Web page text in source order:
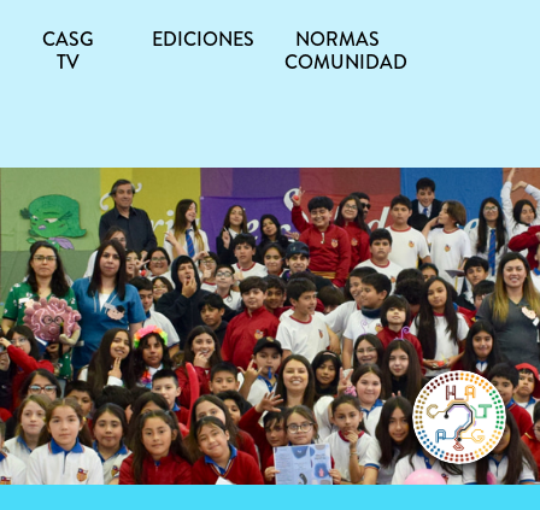
CASG
TV
EDICIONES
NORMAS
COMUNIDAD